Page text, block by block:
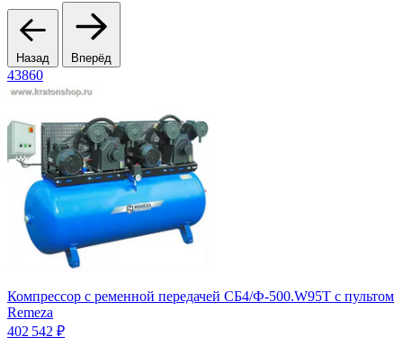
Назад Вперёд
43860
Компрессор с ременной передачей СБ4/Ф-500.W95T с пультом
Remeza
402 542 ₽